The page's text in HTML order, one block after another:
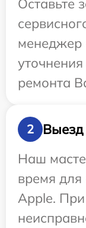
Оставьте
менеджер
ремонта
2
Выезд
Наш
время
Apple.